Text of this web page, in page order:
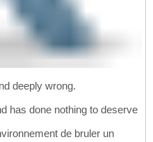
deeply wrong.
has done nothing to deserve
de bruler un